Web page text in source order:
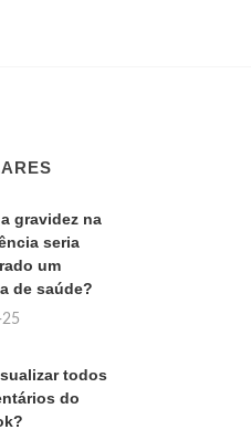
gravidez na
seria
um
de saúde?
todos
do